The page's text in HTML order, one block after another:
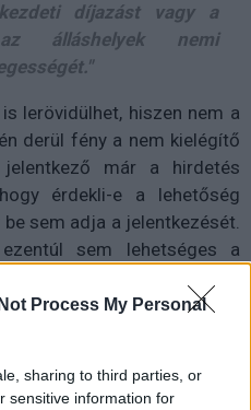
Process My Personal
sharing to third parties, or
sensitive information for
díjazást vagy a
álláshelyek nemi
lerövidülhet, hiszen nem a
derül fény a nem kielégítő
már a hirdetés
érdekli-e a lehetőség
sem adja a jelentkezését.
sem lehetséges a
feltennie a leendő
belüli váltáskor az első